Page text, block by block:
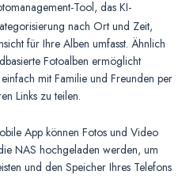
Tool, das KI-
nach Ort und Zeit,
für Ihre Alben umfasst. Ähnlich
Fotoalben ermöglicht
mit Familie und Freunden per
Links zu teilen.
App können Fotos und Video
NAS hochgeladen werden, um
und den Speicher Ihres Telefons